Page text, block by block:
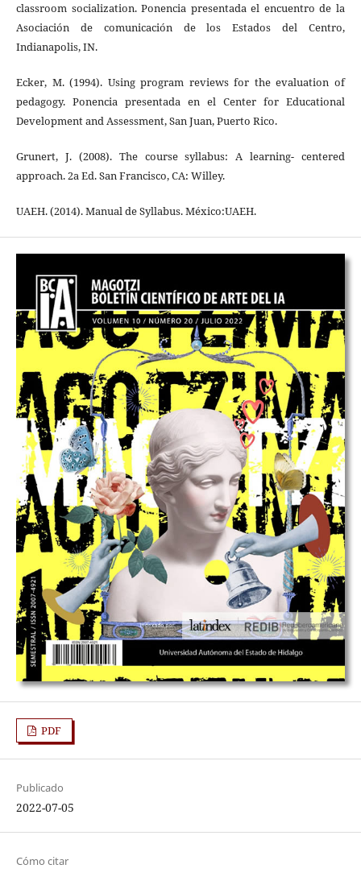
classroom socialization. Ponencia presentada el encuentro de la
Asociación de comunicación de los Estados del Centro,
Indianapolis, IN.
Ecker, M. (1994). Using program reviews for the evaluation of
pedagogy. Ponencia presentada en el Center for Educational
Development and Assessment, San Juan, Puerto Rico.
Grunert, J. (2008). The course syllabus: A learning- centered
approach. 2a Ed. San Francisco, CA: Willey.
UAEH. (2014). Manual de Syllabus. México:UAEH.
PDF
Publicado
2022-07-05
Cómo citar